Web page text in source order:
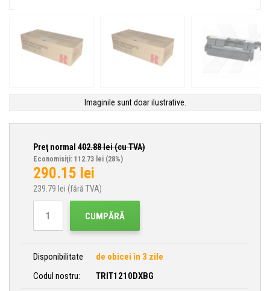
Imaginile sunt doar ilustrative.
Preţ normal 402.88lei (cu TVA)
Economisiţi: 112.73 lei (28%)
290.15 lei
239.79 lei (fără TVA)
CUMPĂRĂ
Disponibilitate
de obicei în 3 zile
Codul nostru:
TRIT1210DXBG